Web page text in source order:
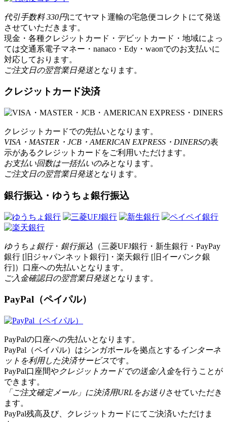
代引手数料 330円にてヤマト運輸の宅急便コレクトにて発送
させていただきます。
現金・各種クレジットカード・デビットカード・地域によっ
ては交通系電子マネー・nanaco・Edy・waonでのお支払いに
対応しております。
ご注文日の翌営業日発送となります。
クレジットカード決済
クレジットカードでの先払いとなります。
VISA・MASTER・JCB・AMERICAN EXPRESS・DINERSの表
示があるクレジットカードをご利用いただけます。
お支払い回数は一括払いのみとなります。
ご注文日の翌営業日発送となります。
銀行振込・ゆうちょ銀行振込
ゆうちょ銀行・ 銀行振込 （三菱UFJ銀行・新生銀行・PayPay
銀行 [旧ジャパンネット銀行]・楽天銀行 [旧イーバンク銀
行]）口座への先払いとなります。
ご入金確認日の翌営業日発送となります。
PayPal（ペイパル）
PayPalの口座への先払いとなります。
PayPal（ペイパル）はシンガポールを拠点とする インターネ
ットを利用した決済サービスです。
PayPal口座間やクレジットカードでの送金/入金を行うことが
できます。
「ご注文確定メール」に決済用URLをお送りさせていただき
ます。
PayPal残高及び、クレジットカードにてご決済いただけま